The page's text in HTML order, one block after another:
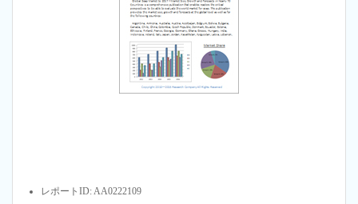
レポートID: AA0222109